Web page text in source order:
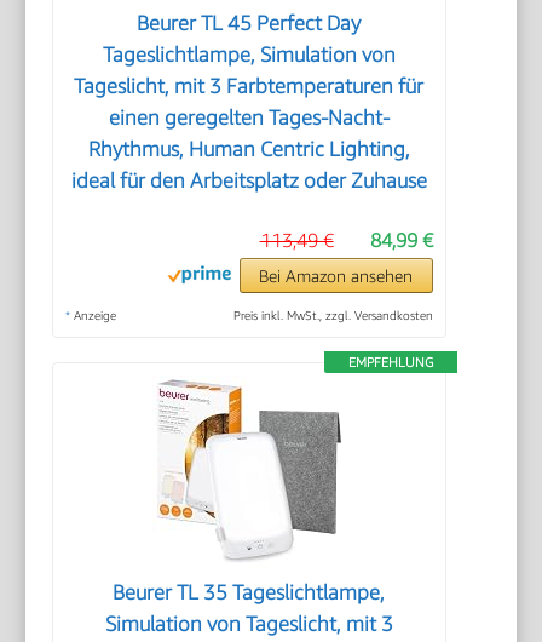
Beurer TL 45 Perfect Day
Tageslichtlampe, Simulation von
Tageslicht, mit 3 Farbtemperaturen für
einen geregelten Tages-Nacht-
Rhythmus, Human Centric Lighting,
ideal für den Arbeitsplatz oder Zuhause
84,99 €
113,49 €
Bei Amazon ansehen
* Anzeige Preis inkl. MwSt., zzgl. Versandkosten
EMPFEHLUNG
Beurer TL 35 Tageslichtlampe,
Simulation von Tageslicht, mit 3